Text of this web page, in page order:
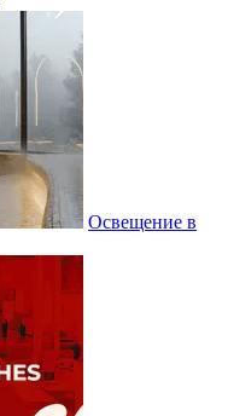
Освещение в